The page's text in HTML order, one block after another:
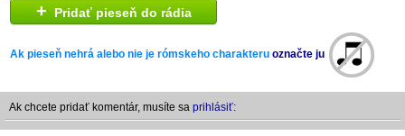
+ Pridať pieseň do rádia
Ak pieseň nehrá alebo nie je rómskeho charakteru označte ju
Ak chcete pridať komentár, musíte sa prihlásiť: